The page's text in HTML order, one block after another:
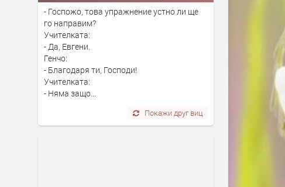
- Госпожо, това упражнение устно ли ще
го направим?
Учителката:
- Да, Евгени.
Генчо:
- Благодаря ти, Господи!
Учителката:
- Няма защо...
Покажи друг виц